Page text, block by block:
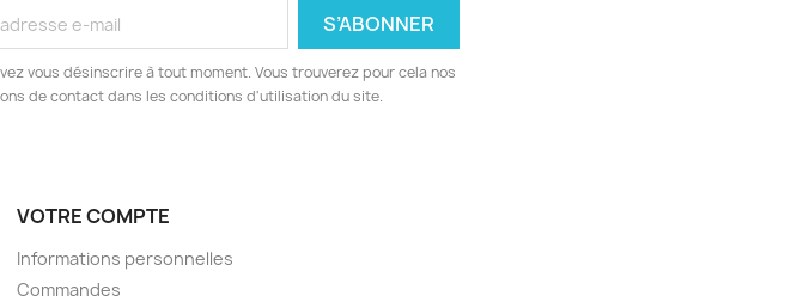
vous désinscrire à tout moment. Vous trouverez pour cela nos
de contact dans les conditions d'utilisation du site.
VOTRE COMPTE
Informations personnelles
Commandes